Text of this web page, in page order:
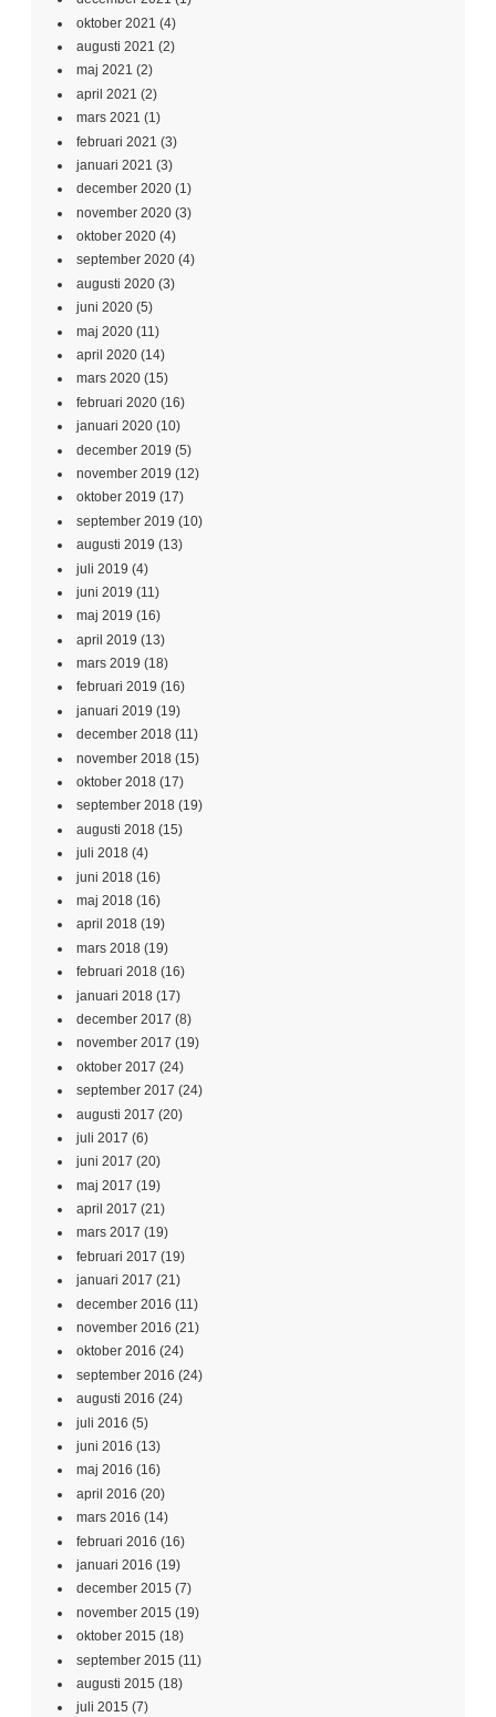
oktober 2021 (4)
augusti 2021 (2)
maj 2021 (2)
april 2021 (2)
mars 2021 (1)
februari 2021 (3)
januari 2021 (3)
december 2020 (1)
november 2020 (3)
oktober 2020 (4)
september 2020 (4)
augusti 2020 (3)
juni 2020 (5)
maj 2020 (11)
april 2020 (14)
mars 2020 (15)
februari 2020 (16)
januari 2020 (10)
december 2019 (5)
november 2019 (12)
oktober 2019 (17)
september 2019 (10)
augusti 2019 (13)
juli 2019 (4)
juni 2019 (11)
maj 2019 (16)
april 2019 (13)
mars 2019 (18)
februari 2019 (16)
januari 2019 (19)
december 2018 (11)
november 2018 (15)
oktober 2018 (17)
september 2018 (19)
augusti 2018 (15)
juli 2018 (4)
juni 2018 (16)
maj 2018 (16)
april 2018 (19)
mars 2018 (19)
februari 2018 (16)
januari 2018 (17)
december 2017 (8)
november 2017 (19)
oktober 2017 (24)
september 2017 (24)
augusti 2017 (20)
juli 2017 (6)
juni 2017 (20)
maj 2017 (19)
april 2017 (21)
mars 2017 (19)
februari 2017 (19)
januari 2017 (21)
december 2016 (11)
november 2016 (21)
oktober 2016 (24)
september 2016 (24)
augusti 2016 (24)
juli 2016 (5)
juni 2016 (13)
maj 2016 (16)
april 2016 (20)
mars 2016 (14)
februari 2016 (16)
januari 2016 (19)
december 2015 (7)
november 2015 (19)
oktober 2015 (18)
september 2015 (11)
augusti 2015 (18)
juli 2015 (7)